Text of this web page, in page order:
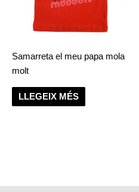
Samarreta el meu papa mola
molt
LLEGEIX MÉS